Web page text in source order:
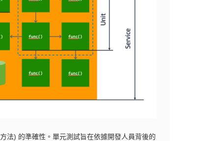
法) 的準確性。單元測試旨在依據開發人員背後的